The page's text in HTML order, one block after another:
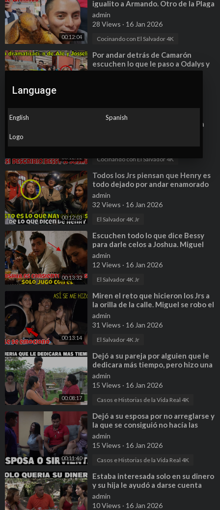
00:12:04
igualito a Armando. Otro de la Plaga
le debe dinero a Fátima. P 11
admin
28 Views · 16 Jan 2026
Cocinando con El Salvador 4K
⁣Por andar detrás de Camarón
escuchen lo que le paso a Odalys y
Nayeli. Odalys echa mal olor. P 13
00:12:12
⁣Bessy le restriega en la cara a
Joshua que solo lo utilizó. Joshua
Cocinando con El Salvador 4K
00:12:03
⁣Todos los Jrs piensan que Henry es
todo dejado por andar enamorado
de Nayeli. Parte 20
admin
32 Views · 16 Jan 2026
El Salvador 4K Jr
00:13:32
⁣Escuchen todo lo que dice Bessy
para darle celos a Joshua. Miguel
dejo lamido todo. Parte 24
admin
12 Views · 16 Jan 2026
El Salvador 4K Jr
00:13:14
⁣Miren el reto que hicieron los Jrs a
la orilla de la calle. Miguel se robo el
show en este reto. P26
admin
31 Views · 16 Jan 2026
El Salvador 4K Jr
00:08:17
⁣Dejó a su pareja por alguien que le
dedicara más tiempo, pero hizo una
mala elección
admin
15 Views · 16 Jan 2026
Casos e Historias de la Vida Real 4K
00:11:40
⁣Dejó a su esposa por no arreglarse y
la que se consiguió no hacía las
labores del hogar
admin
15 Views · 16 Jan 2026
Casos e Historias de la Vida Real 4K
⁣Estaba interesada solo en su dinero
y su hija le ayudó a darse cuenta
admin
10 Views · 16 Jan 2026
Language
English Spanish
Logo